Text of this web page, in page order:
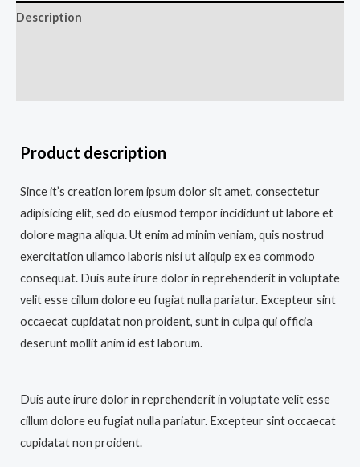
Description
Product description
Since it’s creation lorem ipsum dolor sit amet, consectetur
adipisicing elit, sed do eiusmod tempor incididunt ut labore et
dolore magna aliqua. Ut enim ad minim veniam, quis nostrud
exercitation ullamco laboris nisi ut aliquip ex ea commodo
consequat. Duis aute irure dolor in reprehenderit in voluptate
velit esse cillum dolore eu fugiat nulla pariatur. Excepteur sint
occaecat cupidatat non proident, sunt in culpa qui officia
deserunt mollit anim id est laborum.
Duis aute irure dolor in reprehenderit in voluptate velit esse
cillum dolore eu fugiat nulla pariatur. Excepteur sint occaecat
cupidatat non proident.